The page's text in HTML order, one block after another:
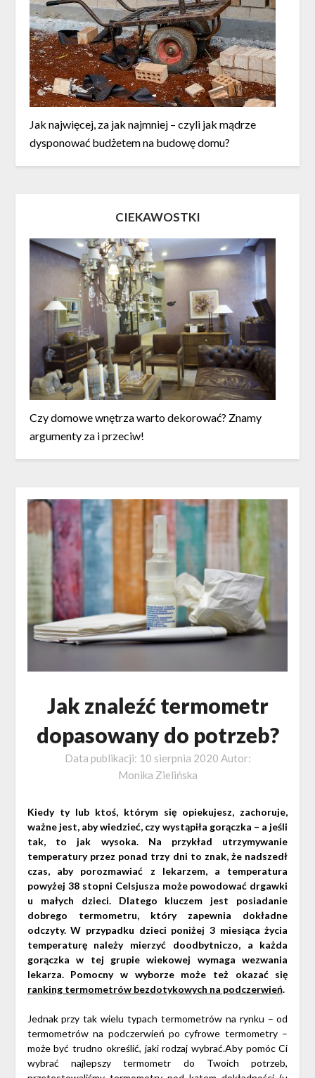
Jak najwięcej, za jak najmniej – czyli jak mądrze
dysponować budżetem na budowę domu?
CIEKAWOSTKI
Czy domowe wnętrza warto dekorować? Znamy
argumenty za i przeciw!
Jak znaleźć termometr
dopasowany do potrzeb?
Data publikacji: 10 sierpnia 2020 Autor:
Monika Zielińska
Kiedy ty lub ktoś, którym się opiekujesz, zachoruje,
ważne jest, aby wiedzieć, czy wystąpiła gorączka – a jeśli
tak, to jak wysoka. Na przykład utrzymywanie
temperatury przez ponad trzy dni to znak, że nadszedł
czas, aby porozmawiać z lekarzem, a temperatura
powyżej 38 stopni Celsjusza może powodować drgawki
u małych dzieci. Dlatego kluczem jest posiadanie
dobrego termometru, który zapewnia dokładne
odczyty. W przypadku dzieci poniżej 3 miesiąca życia
temperaturę należy mierzyć doodbytniczo, a każda
gorączka w tej grupie wiekowej wymaga wezwania
lekarza. Pomocny w wyborze może też okazać się
ranking termometrów bezdotykowych na podczerwień.
Jednak przy tak wielu typach termometrów na rynku – od
termometrów na podczerwień po cyfrowe termometry –
może być trudno określić, jaki rodzaj wybrać.Aby pomóc Ci
wybrać najlepszy termometr do Twoich potrzeb,